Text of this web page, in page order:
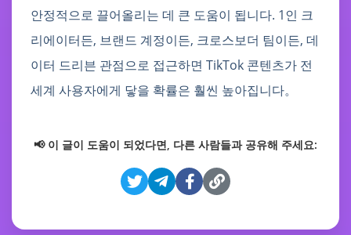
안정적으로 끌어올리는 데 큰 도움이 됩니다. 1인 크
리에이터든, 브랜드 계정이든, 크로스보더 팀이든, 데
이터 드리븐 관점으로 접근하면 TikTok 콘텐츠가 전
세계 사용자에게 닿을 확률은 훨씬 높아집니다。
📢 이 글이 도움이 되었다면, 다른 사람들과 공유해 주세요: